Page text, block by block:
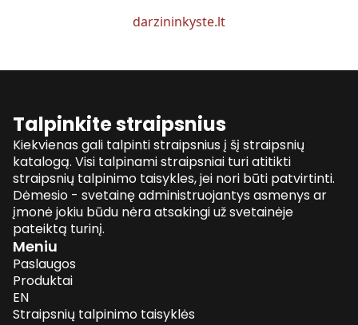
darzininkyste.lt
Talpinkite straipsnius
Kiekvienas gali talpinti straipsnius į šį straipsnių
katalogą. Visi talpinami straipsniai turi atitikti
straipsnių talpinimo taisykles, jei nori būti patvirtinti.
Dėmesio - svetainę administruojantys asmenys ar
įmonė jokiu būdu nėra atsakingi už svetainėje
pateiktą turinį.
Meniu
Paslaugos
Produktai
EN
Straipsnių talpinimo taisyklės